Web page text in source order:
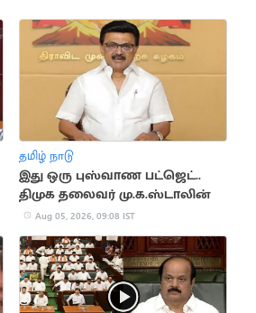
தமிழ் நாடு
இது ஒரு புஸ்வாண பட்ஜெட்..
திமுக தலைவர் மு.க.ஸ்டாலின்
Aug 05, 2026, 09:08 IST